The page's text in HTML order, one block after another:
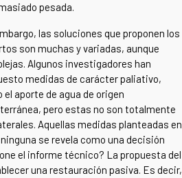
pesada.
las soluciones que proponen los
son muchas y variadas, aunque
Algunos investigadores han
medidas de carácter paliativo,
el aporte de agua de origen
pero estas no son totalmente
Aquellas medidas planteadas en
se revela como una decisión
el informe técnico? La propuesta del
una restauración pasiva. Es decir,